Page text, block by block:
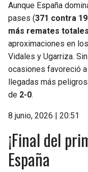
Aunque España
pases (371 contra
más remates
aproximaciones en
Vidales y Ugarriza.
ocasiones favoreció
llegadas más
de 2-0.
8 junio, 2026 | 20:51
¡Final del
España